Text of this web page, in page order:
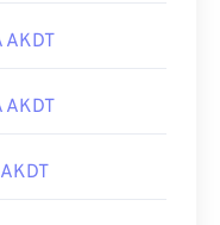
AKDT
AKDT